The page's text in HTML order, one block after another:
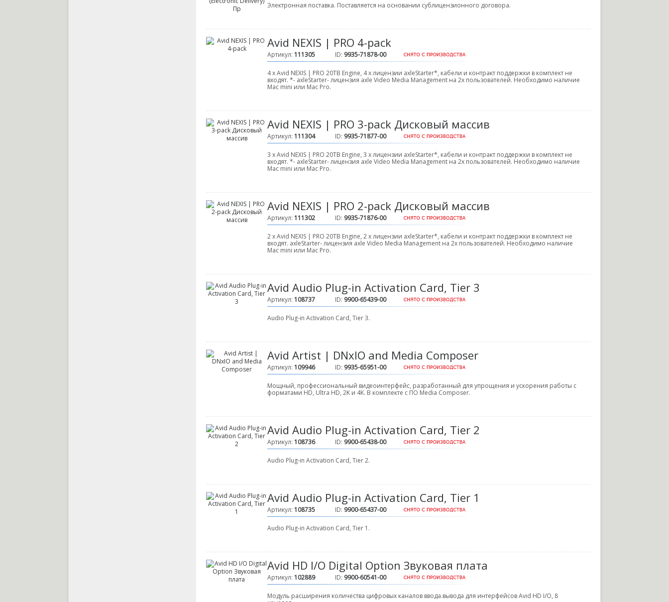
Электронная поставка. Поставляется на основании сублицензионного договора.
Avid NEXIS | PRO 4-pack
Артикул: 111305 ID: 9935-71878-00
4 х Avid NEXIS | PRO 20TB Engine, 4 х лицензии axleStarter*, кабели и контракт поддержки в комплект не
входят. *- axleStarter- лицензия axle Video Media Management на 2х пользователей. Необходимо наличие
Mac mini или Mac Pro.
Avid NEXIS | PRO 3-pack Дисковый массив
Артикул: 111304 ID: 9935-71877-00
3 х Avid NEXIS | PRO 20TB Engine, 3 х лицензии axleStarter*, кабели и контракт поддержки в комплект не
входят. *- axleStarter- лицензия axle Video Media Management на 2х пользователей. Необходимо наличие
Mac mini или Mac Pro.
Avid NEXIS | PRO 2-pack Дисковый массив
Артикул: 111302 ID: 9935-71876-00
2 х Avid NEXIS | PRO 20TB Engine, 2 х лицензии axleStarter*, кабели и контракт поддержки в комплект не
входят. axleStarter- лицензия axle Video Media Management на 2х пользователей. Необходимо наличие
Mac mini или Mac Pro.
Avid Audio Plug-in Activation Card, Tier 3
Артикул: 108737 ID: 9900-65439-00
Audio Plug-in Activation Card, Tier 3.
Avid Artist | DNxIO and Media Composer
Артикул: 109946 ID: 9935-65951-00
Мощный, профессиональный видеоинтерфейс, разработанный для упрощения и ускорения работы с
форматами HD, Ultra HD, 2K и 4K. В комплекте с ПО Media Composer.
Avid Audio Plug-in Activation Card, Tier 2
Артикул: 108736 ID: 9900-65438-00
Audio Plug-in Activation Card, Tier 2.
Avid Audio Plug-in Activation Card, Tier 1
Артикул: 108735 ID: 9900-65437-00
Audio Plug-in Activation Card, Tier 1.
Avid HD I/O Digital Option Звуковая плата
Артикул: 102889 ID: 9900-60541-00
Модуль расширения количества цифровых каналов ввода.вывода для интерфейсов Avid HD I/O, 8